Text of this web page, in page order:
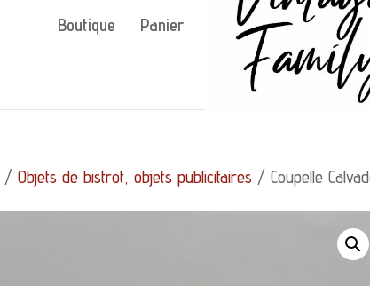
Boutique Panier
/Objets de bistrot, objets publicitaires / Coupelle